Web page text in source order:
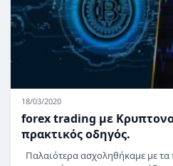
18/03/2020
forex trading με
πρακτικός οδηγός.
Παλαιότερα ασχοληθήκαμε με τα